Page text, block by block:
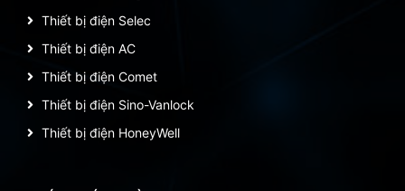
Thiết bị điện Selec
Thiết bị điện AC
Thiết bị điện Comet
Thiết bị điện Sino-Vanlock
Thiết bị điện HoneyWell